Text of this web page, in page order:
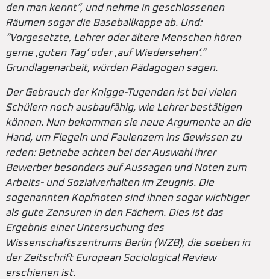
den man kennt”, und nehme in geschlossenen
Räumen sogar die Baseballkappe ab. Und:
“Vorgesetzte, Lehrer oder ältere Menschen hören
gerne ,guten Tag’ oder ,auf Wiedersehen’.”
Grundlagenarbeit, würden Pädagogen sagen.
Der Gebrauch der Knigge-Tugenden ist bei vielen
Schülern noch ausbaufähig, wie Lehrer bestätigen
können. Nun bekommen sie neue Argumente an die
Hand, um Flegeln und Faulenzern ins Gewissen zu
reden: Betriebe achten bei der Auswahl ihrer
Bewerber besonders auf Aussagen und Noten zum
Arbeits- und Sozialverhalten im Zeugnis. Die
sogenannten Kopfnoten sind ihnen sogar wichtiger
als gute Zensuren in den Fächern. Dies ist das
Ergebnis einer Untersuchung des
Wissenschaftszentrums Berlin (WZB), die soeben in
der Zeitschrift European Sociological Review
erschienen ist.